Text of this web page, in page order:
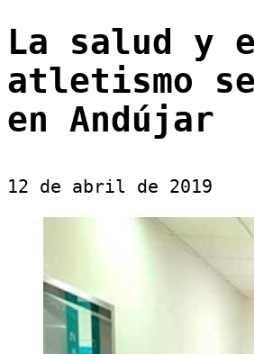
La salud y
atletismo
en Andújar
12 de abril de 2019